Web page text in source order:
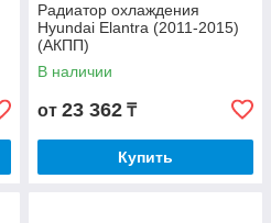
Радиатор охлаждения
Hyundai Elantra (2011-2015)
(АКПП)
В наличии
от 23 362 ₸
Купить